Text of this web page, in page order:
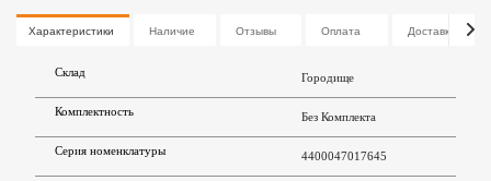
Характеристики Наличие Отзывы Оплата Доставка
Склад Городище
Комплектность Без Комплекта
Серия номенклатуры 4400047017645